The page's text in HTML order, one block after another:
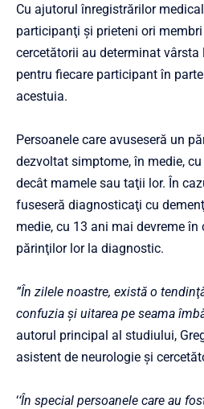
Cu ajutorul înregistrărilor
participanţi şi prieteni ori
cercetătorii au determinat vârsta
pentru fiecare participant în
acestuia.
Persoanele care avuseseră un
dezvoltat simptome, în medie,
decât mamele sau taţii lor. În
fuseseră diagnosticaţi cu
medie, cu 13 ani mai devreme
părinţilor lor la diagnostic.
”În zilele noastre, există o
confuzia şi uitarea pe seama
autorul principal al studiului,
asistent de neurologie şi
‘‘În special persoanele care au